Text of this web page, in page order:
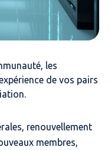
les
de vos pairs
renouvellement
membres,